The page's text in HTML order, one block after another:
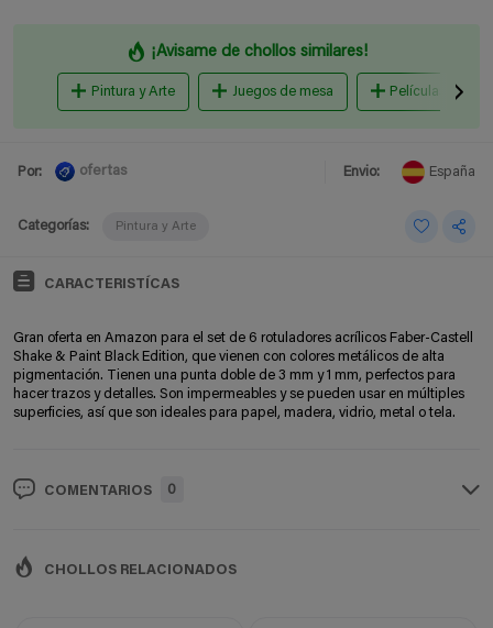
¡Avisame de chollos similares!
Pintura y Arte Juegos de mesa Películas y
Por: ofertas Envio: España
Categorías: Pintura y Arte
CARACTERISTÍCAS
Gran oferta en Amazon para el set de 6 rotuladores acrílicos Faber-Castell
Shake & Paint Black Edition, que vienen con colores metálicos de alta
pigmentación. Tienen una punta doble de 3 mm y 1 mm, perfectos para
hacer trazos y detalles. Son impermeables y se pueden usar en múltiples
superficies, así que son ideales para papel, madera, vidrio, metal o tela.
COMENTARIOS 0
CHOLLOS RELACIONADOS